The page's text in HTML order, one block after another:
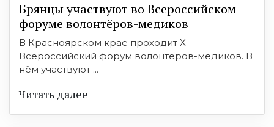
Брянцы участвуют во Всероссийском
форуме волонтёров-медиков
В Красноярском крае проходит X
Всероссийский форум волонтёров-медиков. В
нём участвуют ...
Читать далее